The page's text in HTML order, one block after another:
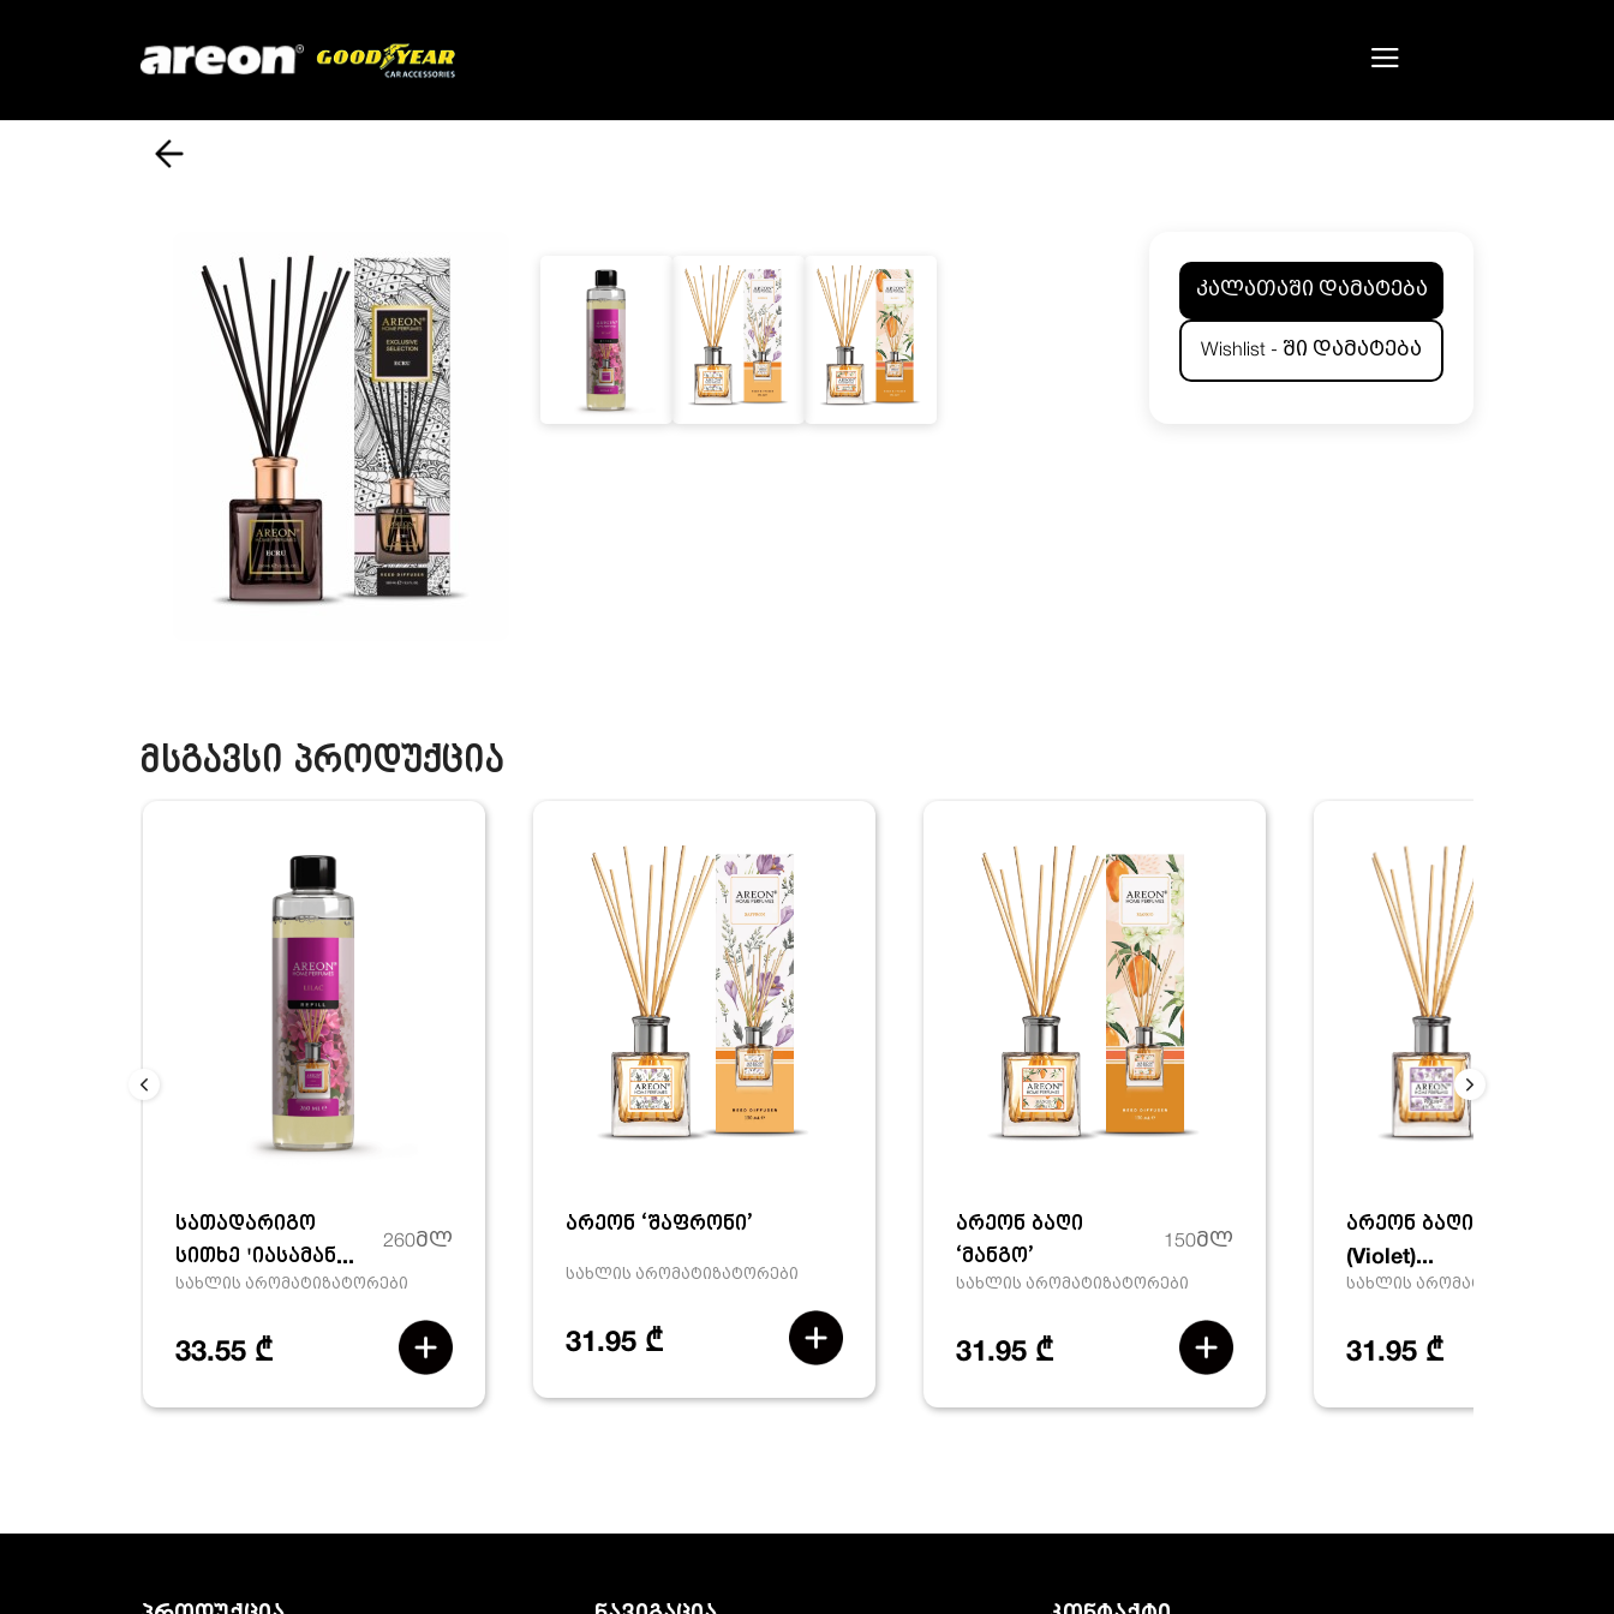
კალათაში დამატება
Wishlist - ში დამატება
მსგავსი პროდუქცია
სათადარიგო
სითხე 'იასამან...
260მლ
სახლის არომატიზატორები
33.55 ₾
არეონ ‘შაფრონი’
სახლის არომატიზატორები
31.95 ₾
არეონ ბაღი
‘მანგო’
150მლ
სახლის არომატიზატორები
31.95 ₾
არეონ ბაღი 'ია'
(Violet)...
სახლის არომატიზატორები
31.95 ₾